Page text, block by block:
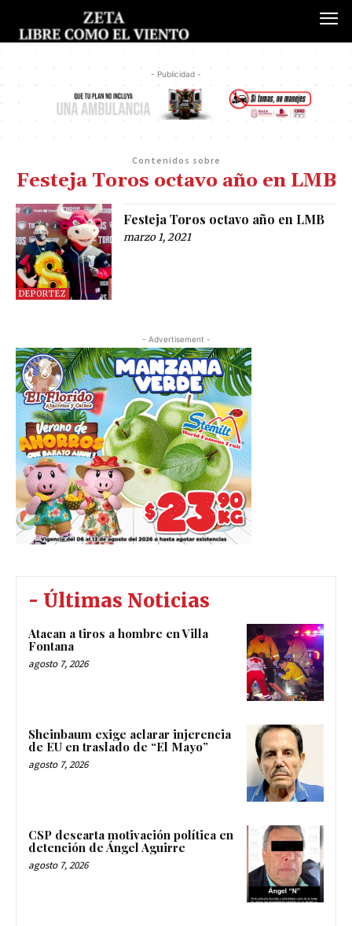
- Publicidad -
Contenidos sobre
Festeja Toros octavo año en LMB
DEPORTEZ
Festeja Toros octavo año en LMB
marzo 1, 2021
- Advertisement -
- Últimas Noticias
Atacan a tiros a hombre en Villa
Fontana
agosto 7, 2026
Sheinbaum exige aclarar injerencia
de EU en traslado de “El Mayo”
agosto 7, 2026
CSP descarta motivación política en
detención de Ángel Aguirre
agosto 7, 2026